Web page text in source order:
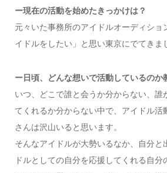
ー現在の活動を始めたきっかけは？
元々いた事務所のアイドルオーディショ
イドルをしたい」と思い東京にでてきま
ー日頃、どんな想いで活動しているのか
いつ、どこで誰と会うか分からない、誰
てくれるか分からない中で、アイドル活
さんは沢山いると思います。
そんなアイドルが大勢いるなか、自分と
ドルとしての自分を応援してくれる自